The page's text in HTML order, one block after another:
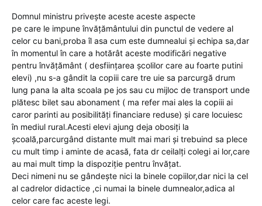
Domnul ministru privește aceste aceste aspecte
pe care le impune învățământului din punctul de vedere al
celor cu bani,proba îl asa cum este dumnealui și echipa sa,dar
în momentul în care a hotărât aceste modificări negative
pentru învățământ ( desființarea școlilor care au foarte putini
elevi) ,nu s-a gândit la copiii care tre uie sa parcurgă drum
lung pana la alta scoala pe jos sau cu mijloc de transport unde
plătesc bilet sau abonament ( ma refer mai ales la copiii ai
caror parinti au posibilități financiare reduse) și care locuiesc
în mediul rural.Acesti elevi ajung deja obosiți la
școală,parcurgând distante mult mai mari și trebuind sa plece
cu mult timp i aminte de acasă, fata dr ceilalți colegi ai lor,care
au mai mult timp la dispoziție pentru învățat.
Deci nimeni nu se gândește nici la binele copiilor,dar nici la cel
al cadrelor didactice ,ci numai la binele dumnealor,adica al
celor care fac aceste legi.